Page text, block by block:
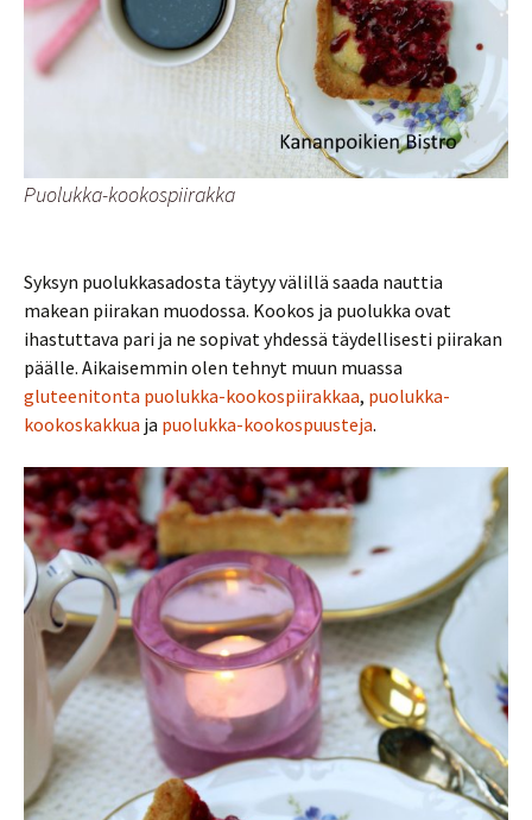
Puolukka-kookospiirakka
Syksyn puolukkasadosta täytyy välillä saada nauttia
makean piirakan muodossa. Kookos ja puolukka ovat
ihastuttava pari ja ne sopivat yhdessä täydellisesti piirakan
päälle. Aikaisemmin olen tehnyt muun muassa
gluteenitonta puolukka-kookospiirakkaa, puolukka-
kookoskakkua ja puolukka-kookospuusteja.